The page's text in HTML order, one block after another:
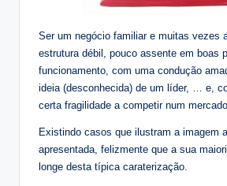
Ser um negócio familiar e muitas vezes
estrutura débil, pouco assente em boas
funcionamento, com uma condução
ideia (desconhecida) de um líder, … e,
certa fragilidade a competir num
Existindo casos que ilustram a imagem
apresentada, felizmente que a sua
longe desta típica caraterização.